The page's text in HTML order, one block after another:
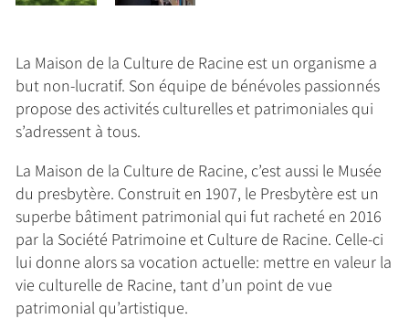
La Maison de la Culture de Racine est un organisme a
but non-lucratif. Son équipe de bénévoles passionnés
propose des activités culturelles et patrimoniales qui
s’adressent à tous.
La Maison de la Culture de Racine, c’est aussi le Musée
du presbytère. Construit en 1907, le Presbytère est un
superbe bâtiment patrimonial qui fut racheté en 2016
par la Société Patrimoine et Culture de Racine. Celle-ci
lui donne alors sa vocation actuelle: mettre en valeur la
vie culturelle de Racine, tant d’un point de vue
patrimonial qu’artistique.